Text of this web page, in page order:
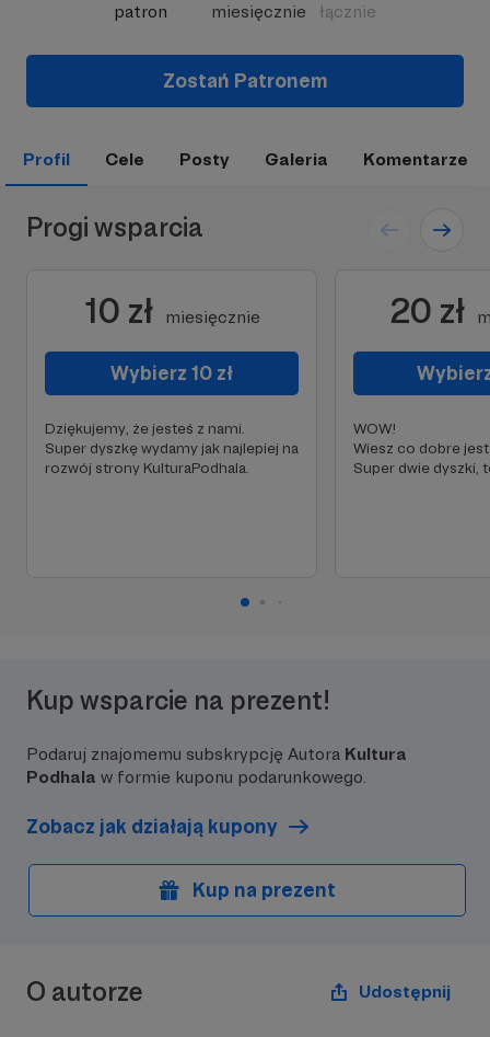
patron
miesięcznie
łącznie
Zostań Patronem
Profil Cele Posty Galeria Komentarze
Progi wsparcia
10 zł miesięcznie
Wybierz 10 zł
Dziękujemy, że jesteś z nami.
Super dyszkę wydamy jak najlepiej na
rozwój strony KulturaPodhala.
20 zł
WOW!
Wiesz co dobre
Super dwie dyszki,
Kup wsparcie na prezent!
Podaruj znajomemu subskrypcję Autora Kultura
Podhala w formie kuponu podarunkowego.
Zobacz jak działają kupony
Kup na prezent
O autorze Udostępnij